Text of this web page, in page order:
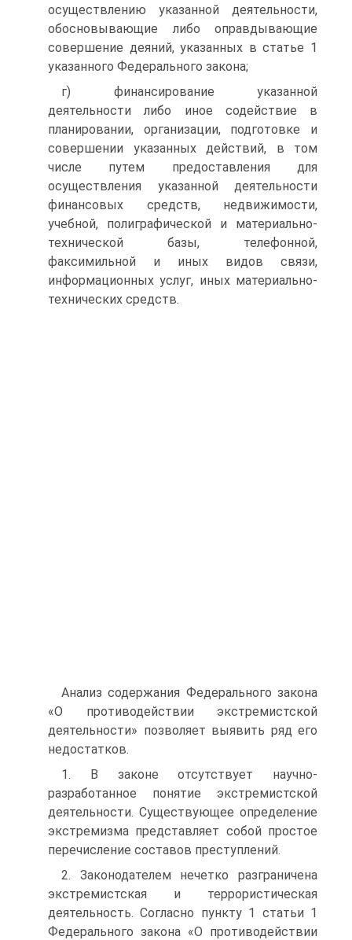
осуществлению указанной деятельности,
обосновывающие либо оправдывающие
совершение деяний, указанных в статье 1
указанного Федерального закона;
г) финансирование указанной
деятельности либо иное содействие в
планировании, организации, подготовке и
совершении указанных действий, в том
числе путем предоставления для
осуществления указанной деятельности
финансовых средств, недвижимости,
учебной, полиграфической и материально-
технической базы, телефонной,
факсимильной и иных видов связи,
информационных услуг, иных материально-
технических средств.
Анализ содержания Федерального закона
«О противодействии экстремистской
деятельности» позволяет выявить ряд его
недостатков.
1. В законе отсутствует научно-
разработанное понятие экстремистской
деятельности. Существующее определение
экстремизма представляет собой простое
перечисление составов преступлений.
2. Законодателем нечетко разграничена
экстремистская и террористическая
деятельность. Согласно пункту 1 статьи 1
Федерального закона «О противодействии